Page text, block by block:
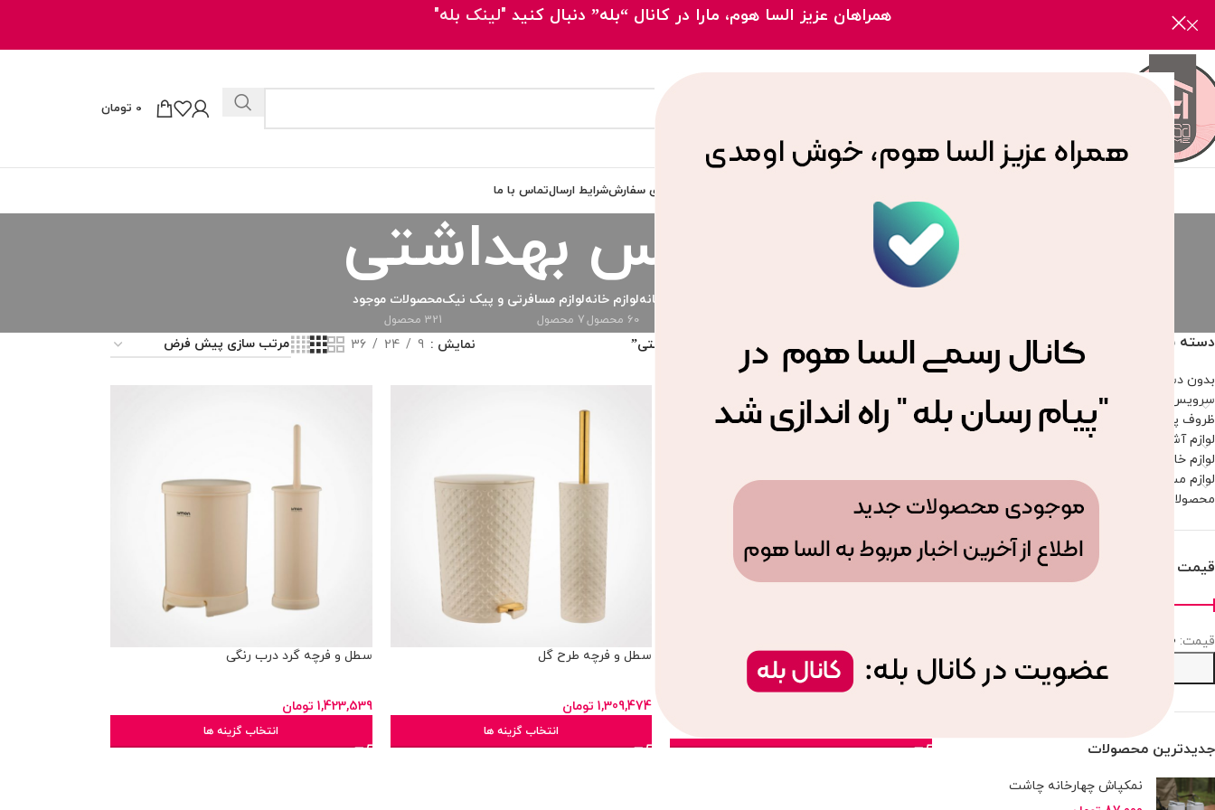
همراهان عزیز السا هوم، مارا در کانال “بله” دنبال کنید "لینک بله"
0 تومان
پیگیری سفارششرایط ارسالتماس با ما
ست سرویس بهداشتی
لوازم آشپزخانهلوازم خانه
60 محصول
لوازم مسافرتی و پیک نیک
7 محصول
محصولات موجود
321 محصول
دسته بندی محصولات
بدون دسته‌بندی
سرویس جهیزیه
ظروف پذیرایی
لوازم آشپزخانه
لوازم خانه
لوازم مسافرتی و پیک نیک
محصولات موجود
قیمت
صافی
قيمت: 1,309,470 تومان
جدیدترین محصولات
نمکپاش چهارخانه چاشت
خانه/ محصولات برچسب خورده “ست سرویس بهداشتی” نمایش 9
24
36
ست سرویس بهداشتی طرح بافت سطل و فرچه طرح گل
1,309,474 تومان
انتخاب گزینه ها
سطل و فرچه گرد درب رنگی
1,423,539 تومان
انتخاب گزینه ها